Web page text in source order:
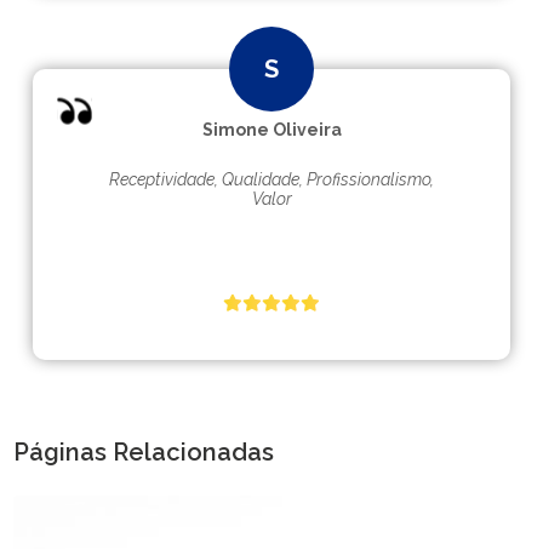
Simone Oliveira
Receptividade, Qualidade, Profissionalismo,
Valor
Páginas Relacionadas